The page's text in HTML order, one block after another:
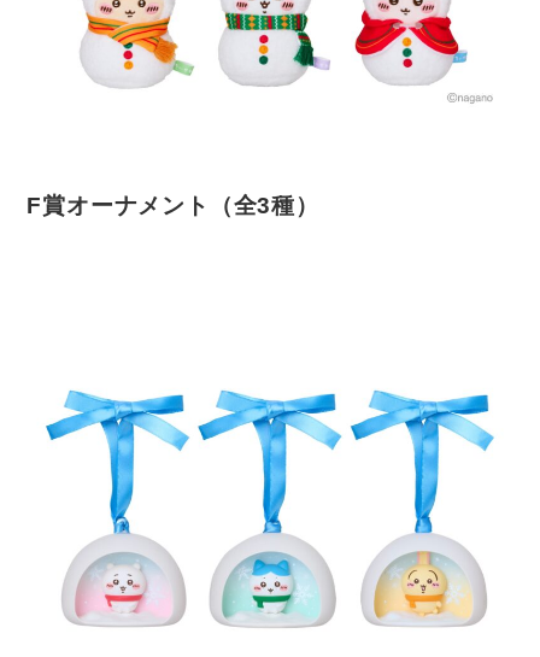
F賞オーナメント（全3種）